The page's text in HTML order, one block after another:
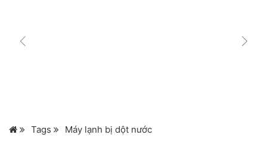
Tags Máy lạnh bị dột nước